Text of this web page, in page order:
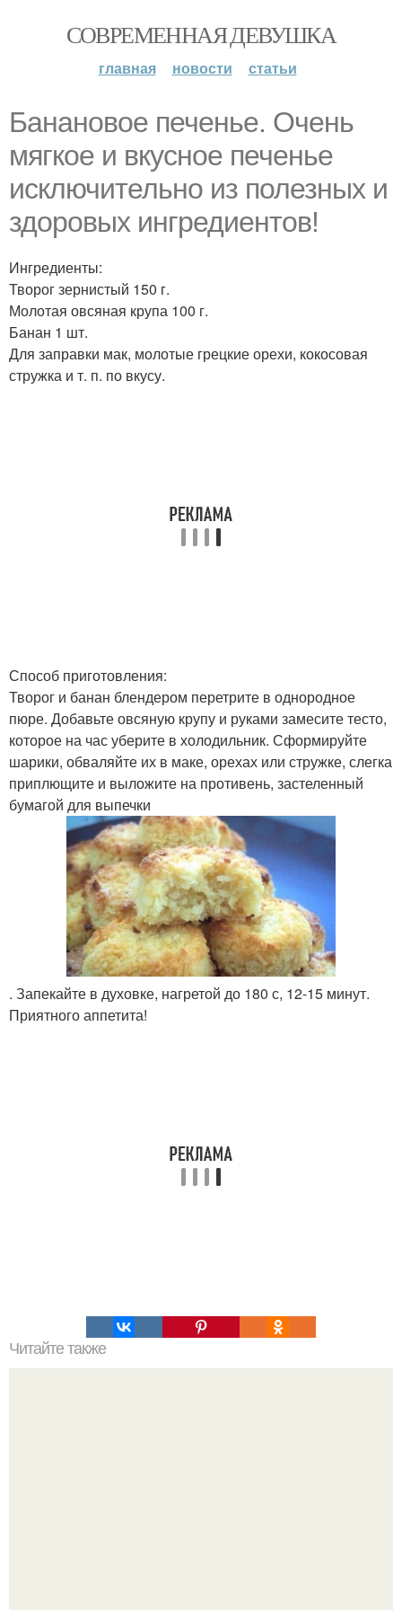
СОВРЕМЕННАЯ ДЕВУШКА
главная новости статьи
Банановое печенье. Очень
мягкое и вкусное печенье
исключительно из полезных и
здоровых ингредиентов!
Ингредиенты:
Творог зернистый 150 г.
Молотая овсяная крупа 100 г.
Банан 1 шт.
Для заправки мак, молотые грецкие орехи, кокосовая
стружка и т. п. по вкусу.
Способ приготовления:
Творог и банан блендером перетрите в однородное
пюре. Добавьте овсяную крупу и руками замесите тесто,
которое на час уберите в холодильник. Сформируйте
шарики, обваляйте их в маке, орехах или стружке, слегка
приплющите и выложите на противень, застеленный
бумагой для выпечки
. Запекайте в духовке, нагретой до 180 с, 12-15 минут.
Приятного аппетита!
Читайте также